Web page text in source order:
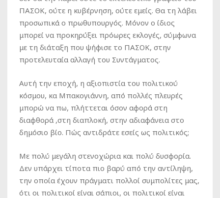
ΠΑΣΟΚ, ούτε η κυβέρνηση, ούτε εμείς. Θα τη λάβει
προσωπικά ο πρωθυπουργός. Μόνον ο ίδιος
μπορεί να προκηρύξει πρόωρες εκλογές, σύμφωνα
με τη διάταξη που ψήφισε το ΠΑΣΟΚ, στην
προτελευταία αλλαγή του Συντάγματος.
Αυτή την εποχή, η αξιοπιστία του πολιτικού
κόσμου, κα Μπακογιάννη, από πολλές πλευρές
μπορώ να πω, πλήττεται όσον αφορά στη
διαφθορά ,στη διαπλοκή, στην αδιαφάνεια στο
δημόσιο βίο. Πώς αντιδράτε εσείς ως πολιτικός;
Με πολύ μεγάλη στενοχώρια και πολύ δυσφορία.
Δεν υπάρχει τίποτα πιο βαρύ από την αντίληψη,
την οποία έχουν πράγματι πολλοί συμπολίτες μας,
ότι οι πολιτικοί είναι σάπιοι, οι πολιτικοί είναι